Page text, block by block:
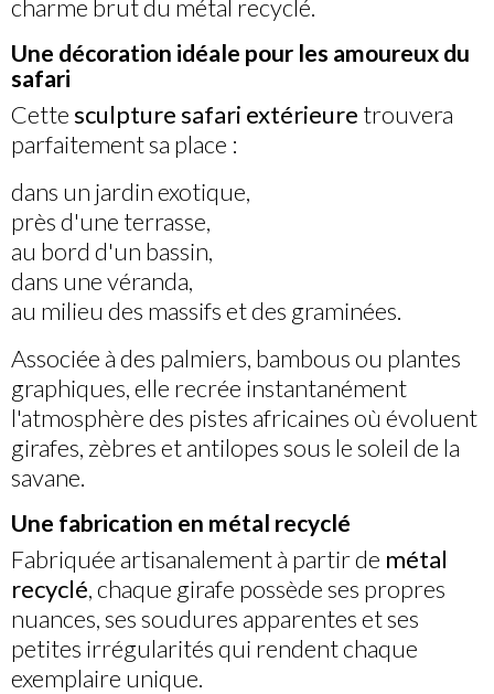
charme brut du métal recyclé.
Une décoration idéale pour les amoureux du
safari
Cettesculpture safari extérieure trouvera
parfaitement sa place :
dans un jardin exotique,
près d'une terrasse,
au bord d'un bassin,
dans une véranda,
au milieu des massifs et des graminées.
Associée à des palmiers, bambous ou plantes
graphiques, elle recrée instantanément
l'atmosphère des pistes africaines où évoluent
girafes, zèbres et antilopes sous le soleil de la
savane.
Une fabrication en métal recyclé
Fabriquée artisanalement à partir de métal
recyclé, chaque girafe possède ses propres
nuances, ses soudures apparentes et ses
petites irrégularités qui rendent chaque
exemplaire unique.